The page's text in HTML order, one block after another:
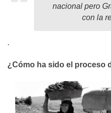
nacional pero
con la
.
¿Cómo ha sido el proceso